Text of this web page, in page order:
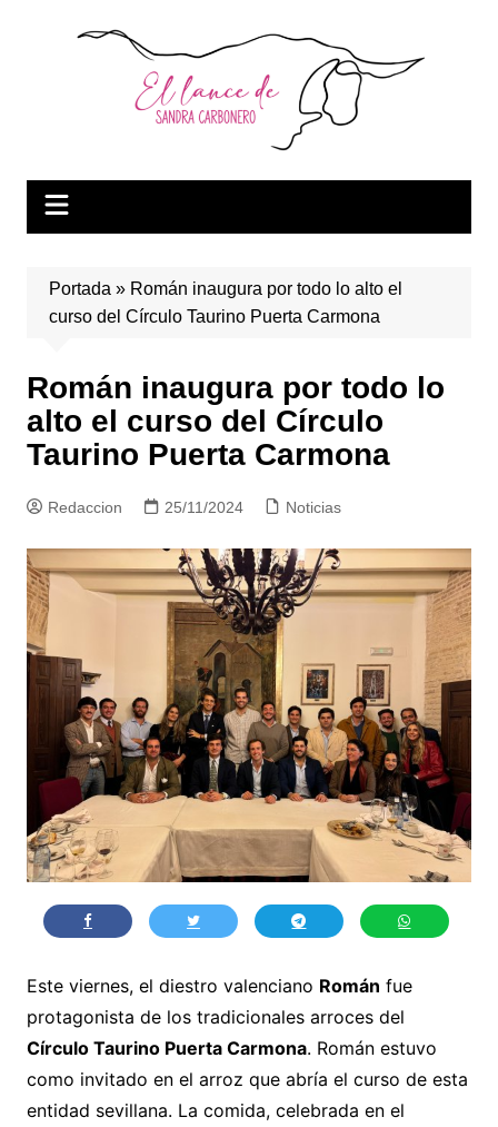
Portada » Román inaugura por todo lo alto el
curso del Círculo Taurino Puerta Carmona
Román inaugura por todo lo
alto el curso del Círculo
Taurino Puerta Carmona
Redaccion 25/11/2024 Noticias
Este viernes, el diestro valenciano Román fue
protagonista de los tradicionales arroces del
Círculo Taurino Puerta Carmona. Román estuvo
como invitado en el arroz que abría el curso de esta
entidad sevillana. La comida, celebrada en el